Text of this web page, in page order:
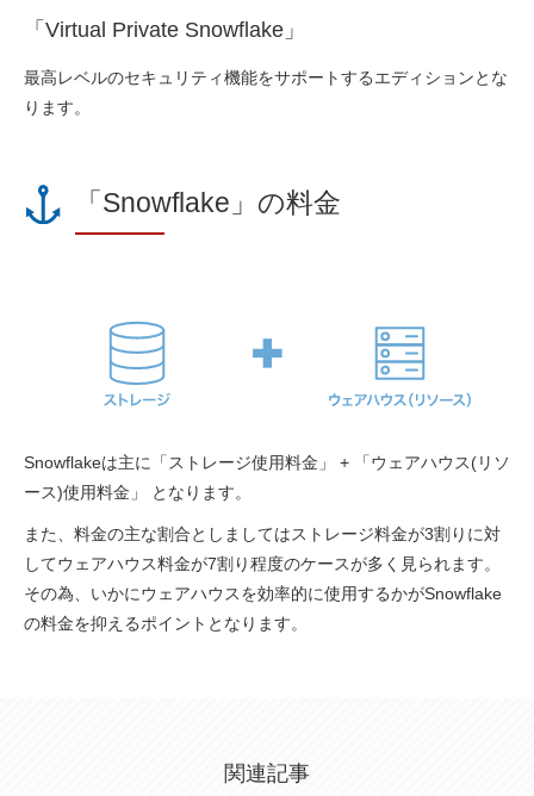
「Virtual Private Snowflake」
最高レベルのセキュリティ機能をサポートするエディションとな
ります。
「Snowflake」の料金
Snowflakeは主に「ストレージ使用料金」 + 「ウェアハウス(リソ
ース)使用料金」 となります。
また、料金の主な割合としましてはストレージ料金が3割りに対
してウェアハウス料金が7割り程度のケースが多く見られます。
その為、いかにウェアハウスを効率的に使用するかがSnowflake
の料金を抑えるポイントとなります。
関連記事